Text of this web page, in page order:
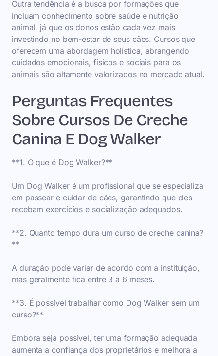
Outra tendência é a busca por formações que
incluam conhecimento sobre saúde e nutrição
animal, já que os donos estão cada vez mais
investindo no bem-estar de seus cães. Cursos que
oferecem uma abordagem holística, abrangendo
cuidados emocionais, físicos e sociais para os
animais são altamente valorizados no mercado atual.
Perguntas Frequentes
Sobre Cursos De Creche
Canina E Dog Walker
**1. O que é Dog Walker?**
Um Dog Walker é um profissional que se especializa
em passear e cuidar de cães, garantindo que eles
recebam exercícios e socialização adequados.
**2. Quanto tempo dura um curso de creche canina?
**
A duração pode variar de acordo com a instituição,
mas geralmente fica entre 3 a 6 meses.
**3. É possível trabalhar como Dog Walker sem um
curso?**
Embora seja possível, ter uma formação adequada
aumenta a confiança dos proprietários e melhora a